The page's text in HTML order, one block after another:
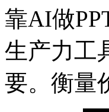
靠AI做
生产力工
要。衡量